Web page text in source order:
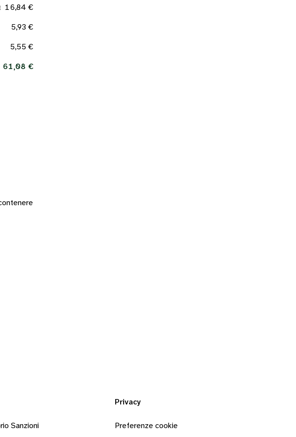
16,84 €
5,93 €
5,55 €
61,08 €
Sanzioni
Privacy
Preferenze cookie